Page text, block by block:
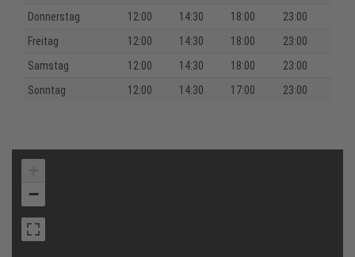
Donnerstag
12:00 14:30 18:00
23:00
Freitag
12:00 14:30 18:00
23:00
Samstag
12:00 14:30 18:00
23:00
Sonntag
12:00 14:30 17:00 23:00
−